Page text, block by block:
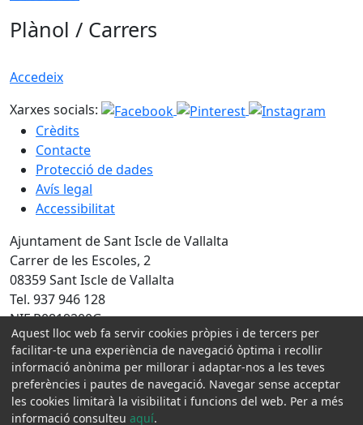
Plànol / Carrers
Accedeix
Xarxes socials:
Crèdits
Contacte
Protecció de dades
Avís legal
Accessibilitat
Ajuntament de Sant Iscle de Vallalta
Carrer de les Escoles, 2
08359 Sant Iscle de Vallalta
Tel. 937 946 128
NIF P0819200G
Amb la col·laboració de:
Aquest lloc web fa servir cookies pròpies i de tercers per
facilitar-te una experiència de navegació òptima i recollir
informació anònima per millorar i adaptar-nos a les teves
preferències i pautes de navegació. Navegar sense acceptar
les cookies limitarà la visibilitat i funcions del web. Per a més
informació consulteu aquí.